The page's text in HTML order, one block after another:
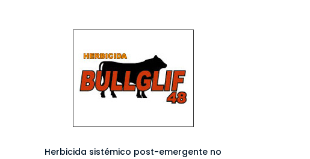
Herbicida sistémico post-emergente no